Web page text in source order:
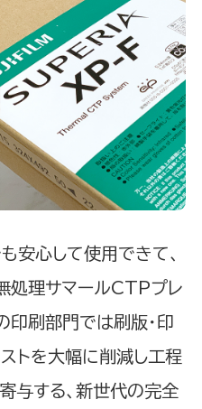
安心して使用できて、
処理サマールCTPプレ
印刷部門では刷版・印
トを大幅に削減し工程
与する、新世代の完全